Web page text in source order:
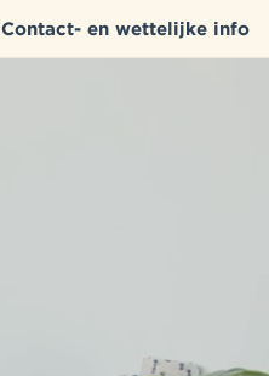
Contact- en wettelijke info